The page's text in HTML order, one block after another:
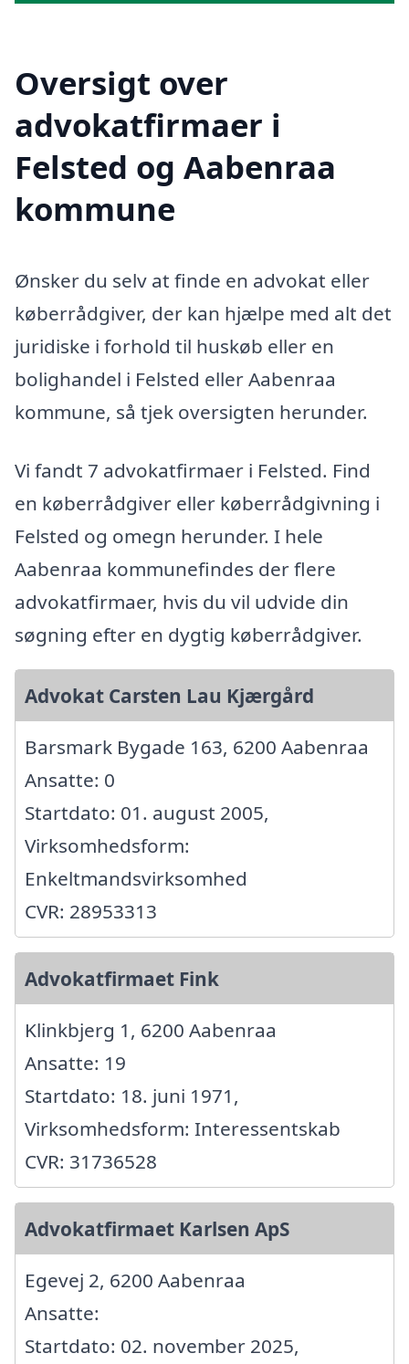
Oversigt over
advokatfirmaer i
Felsted og Aabenraa
kommune
Ønsker du selv at finde en advokat eller
køberrådgiver, der kan hjælpe med alt det
juridiske i forhold til huskøb eller en
bolighandel i Felsted eller Aabenraa
kommune, så tjek oversigten herunder.
Vi fandt 7 advokatfirmaer i Felsted. Find
en køberrådgiver eller køberrådgivning i
Felsted og omegn herunder. I hele
Aabenraa kommunefindes der flere
advokatfirmaer, hvis du vil udvide din
søgning efter en dygtig køberrådgiver.
Advokat Carsten Lau Kjærgård
Barsmark Bygade 163, 6200 Aabenraa
Ansatte: 0
Startdato: 01. august 2005,
Virksomhedsform:
Enkeltmandsvirksomhed
CVR: 28953313
Advokatfirmaet Fink
Klinkbjerg 1, 6200 Aabenraa
Ansatte: 19
Startdato: 18. juni 1971,
Virksomhedsform: Interessentskab
CVR: 31736528
Advokatfirmaet Karlsen ApS
Egevej 2, 6200 Aabenraa
Ansatte:
Startdato: 02. november 2025,